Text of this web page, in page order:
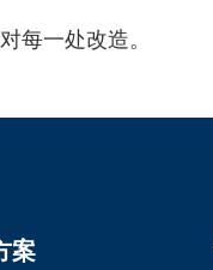
每一处改造。
案